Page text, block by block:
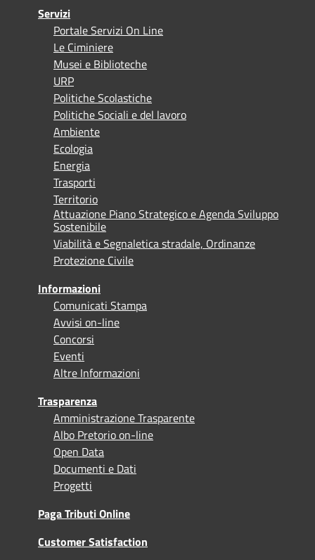
Servizi
Portale Servizi On Line
Le Ciminiere
Musei e Biblioteche
URP
Politiche Scolastiche
Politiche Sociali e del lavoro
Ambiente
Ecologia
Energia
Trasporti
Territorio
Attuazione Piano Strategico e Agenda Sviluppo
Sostenibile
Viabilità e Segnaletica stradale, Ordinanze
Protezione Civile
Informazioni
Comunicati Stampa
Avvisi on-line
Concorsi
Eventi
Altre Informazioni
Trasparenza
Amministrazione Trasparente
Albo Pretorio on-line
Open Data
Documenti e Dati
Progetti
Paga Tributi Online
Customer Satisfaction